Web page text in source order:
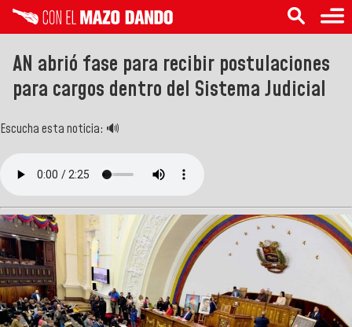
AN abrió fase para recibir postulaciones
para cargos dentro del Sistema Judicial
Escucha esta noticia: 🔊